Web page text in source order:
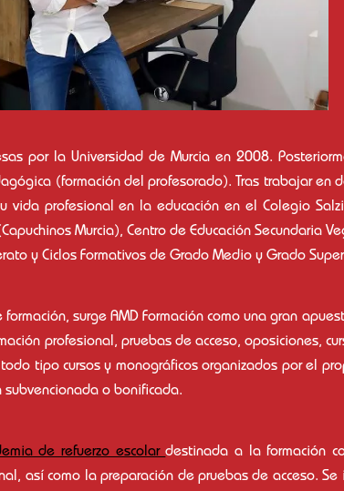
por la Universidad de Murcia en 2008.
(formación del profesorado). Tras trabajar en
vida profesional en la educación en el Colegio
Murcia), Centro de Educación Secundaria
y Ciclos Formativos de Grado Medio y Grado
surge AMD Formación como una gran
profesional, pruebas de acceso, oposiciones,
tipo cursos y monográficos organizados por el
o bonificada.
de refuerzo escolardestinada a la formación
así como la preparación de pruebas de acceso.